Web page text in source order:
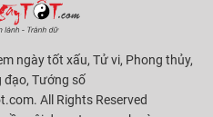
ngày tốt xấu, Tử vi, Phong thủy,
đạo, Tướng số
All Rights Reserved